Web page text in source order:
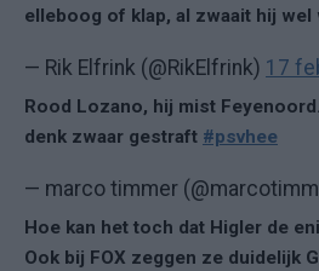
elleboog of klap, al zwaait hij wel
— Rik Elfrink (@RikElfrink) 17
Rood Lozano, hij mist
denk zwaar gestraft #psvhee
— marco timmer
Hoe kan het toch dat Higler de
Ook bij FOX zeggen ze duidelijk